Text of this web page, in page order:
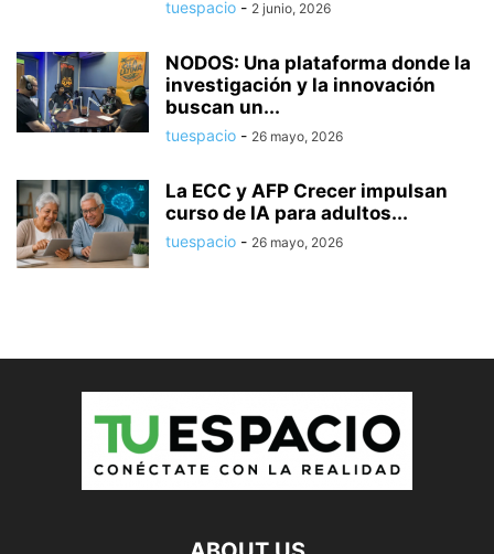
tuespacio - 2 junio, 2026
NODOS: Una plataforma donde la
investigación y la innovación
buscan un...
tuespacio - 26 mayo, 2026
La ECC y AFP Crecer impulsan
curso de IA para adultos...
tuespacio - 26 mayo, 2026